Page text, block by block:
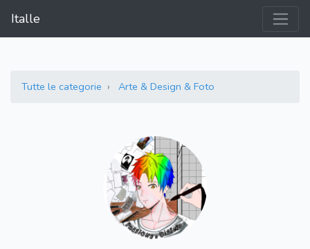
Italle
Tutte le categorie Arte & Design & Foto